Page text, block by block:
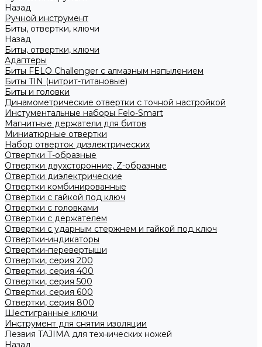
Назад
Ручной инструмент
Биты, отвертки, ключи
Назад
Биты, отвертки, ключи
Адаптеры
Биты FELO Challenger с алмазным напылением
Биты TIN (нитрит-титановые)
Биты и головки
Динамометрические отвертки с точной настройкой
Инстументальные наборы Felo-Smart
Магнитные держатели для битов
Миниатюрные отвертки
Набор отверток диэлектрических
Отвертки T-образные
Отвертки двухсторонние, Z-образные
Отвертки диэлектрические
Отвертки комбинированные
Отвертки с гайкой под ключ
Отвертки с головками
Отвертки с держателем
Отвертки с ударным стержнем и гайкой под ключ
Отвертки-индикаторы
Отвертки-перевертыши
Отвертки, серия 200
Отвертки, серия 400
Отвертки, серия 500
Отвертки, серия 600
Отвертки, серия 800
Шестигранные ключи
Инструмент для снятия изоляции
Лезвия TAJIMA для технических ножей
Назад